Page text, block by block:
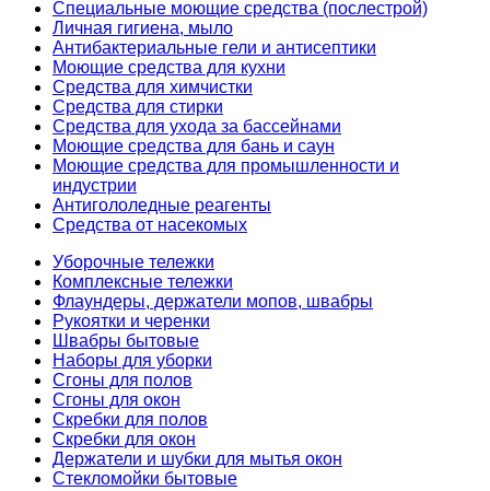
Специальные моющие средства (послестрой)
Личная гигиена, мыло
Антибактериальные гели и антисептики
Моющие средства для кухни
Средства для химчистки
Средства для стирки
Средства для ухода за бассейнами
Моющие средства для бань и саун
Моющие средства для промышленности и
индустрии
Антигололедные реагенты
Средства от насекомых
Уборочные тележки
Комплексные тележки
Флаундеры, держатели мопов, швабры
Рукоятки и черенки
Швабры бытовые
Наборы для уборки
Сгоны для полов
Сгоны для окон
Скребки для полов
Скребки для окон
Держатели и шубки для мытья окон
Стекломойки бытовые